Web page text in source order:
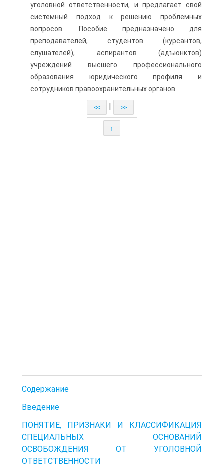
уголовной ответственности, и предлагает свой
системный подход к решению проблемных
вопросов. Пособие предназначено для
преподавателей, студентов (курсантов,
слушателей), аспирантов (адъюнктов)
учреждений высшего профессионального
образования юридического профиля и
сотрудников правоохранительных органов.
<< >>
↑
Содержание
Введение
ПОНЯТИЕ, ПРИЗНАКИ И КЛАССИФИКАЦИЯ
СПЕЦИАЛЬНЫХ ОСНОВАНИЙ
ОСВОБОЖДЕНИЯ ОТ УГОЛОВНОЙ
ОТВЕТСТВЕННОСТИ